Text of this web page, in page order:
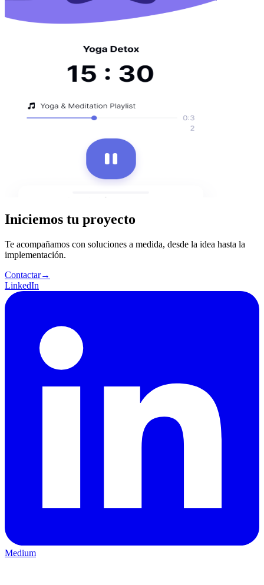
Iniciemos tu proyecto
Te acompañamos con soluciones a medida, desde la idea hasta la
implementación.
Contactar→
LinkedIn
Medium